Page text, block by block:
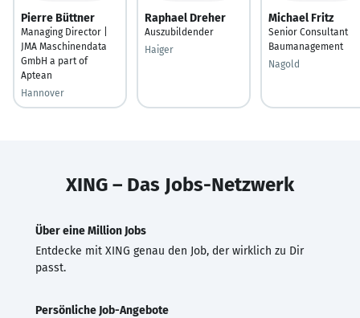
Pierre Büttner
Managing Director |
JMA Maschinendata
GmbH a part of
Aptean
Hannover
Raphael Dreher
Auszubildender
Haiger
Michael Fritz
Senior Consultant
Baumanagement
Nagold
XING – Das Jobs-Netzwerk
Über eine Million Jobs
Entdecke mit XING genau den Job, der wirklich zu Dir
passt.
Persönliche Job-Angebote